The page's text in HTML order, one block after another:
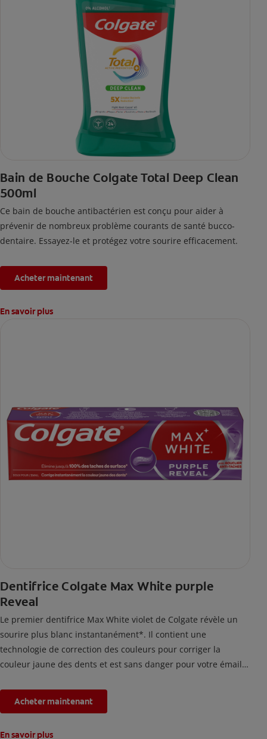
Bain de Bouche Colgate Total Deep Clean
500ml
Ce bain de bouche antibactérien est conçu pour aider à
prévenir de nombreux problème courants de santé bucco-
dentaire. Essayez-le et protégez votre sourire efficacement.
Acheter maintenant
En savoir plus
Dentifrice Colgate Max White purple
Reveal
Le premier dentifrice Max White violet de Colgate révèle un
sourire plus blanc instantanément*. Il contient une
technologie de correction des couleurs pour corriger la
couleur jaune des dents et est sans danger pour votre émail.
Acheter maintenant
En savoir plus